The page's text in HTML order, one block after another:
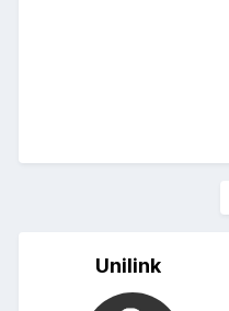
Unilink